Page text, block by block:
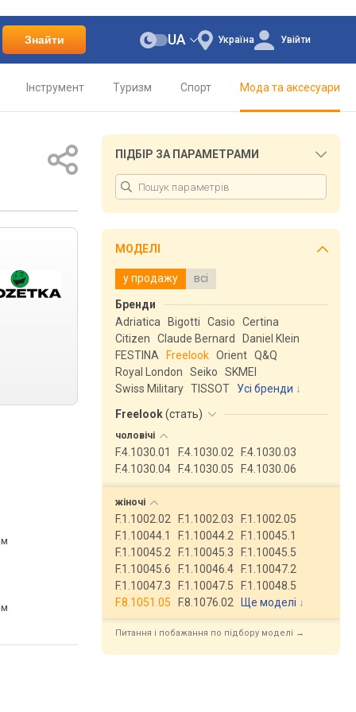
Знайти Україна
UA Увійти
Інструмент Туризм Спорт Мода та аксесуари
ПІДБІР ЗА ПАРАМЕТРАМИ
МОДЕЛІ
у продажу всі
Бренди
Adriatica
Bigotti Casio
Certina
Citizen
Claude Bernard
Daniel Klein
FESTINA
Freelook Orient Q&Q
Royal London
Seiko
SKMEI
Swiss Military TISSOT
Усі бренди
Freelook(стать)
чоловічі
F.4.1030.01 F.4.1030.02
F.4.1030.03
F.4.1030.04
F.4.1030.05 F.4.1030.06
жіночі
F.1.1002.02 F.1.1002.03
F.1.1002.05
F.1.10044.1
F.1.10044.2
F.1.10045.1
F.1.10045.2
F.1.10045.3
F.1.10045.5
F.1.10045.6
F.1.10046.4
F.1.10047.2
F.1.10047.3
F.1.10047.5
F.1.10048.5
F.8.1051.05
F.8.1076.02 Ще моделі ↓
Питання і побажання по підбору моделі →